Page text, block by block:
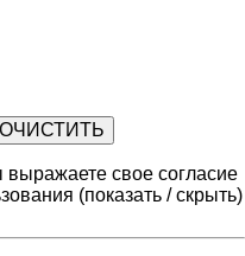
свое согласие
(показать / скрыть)